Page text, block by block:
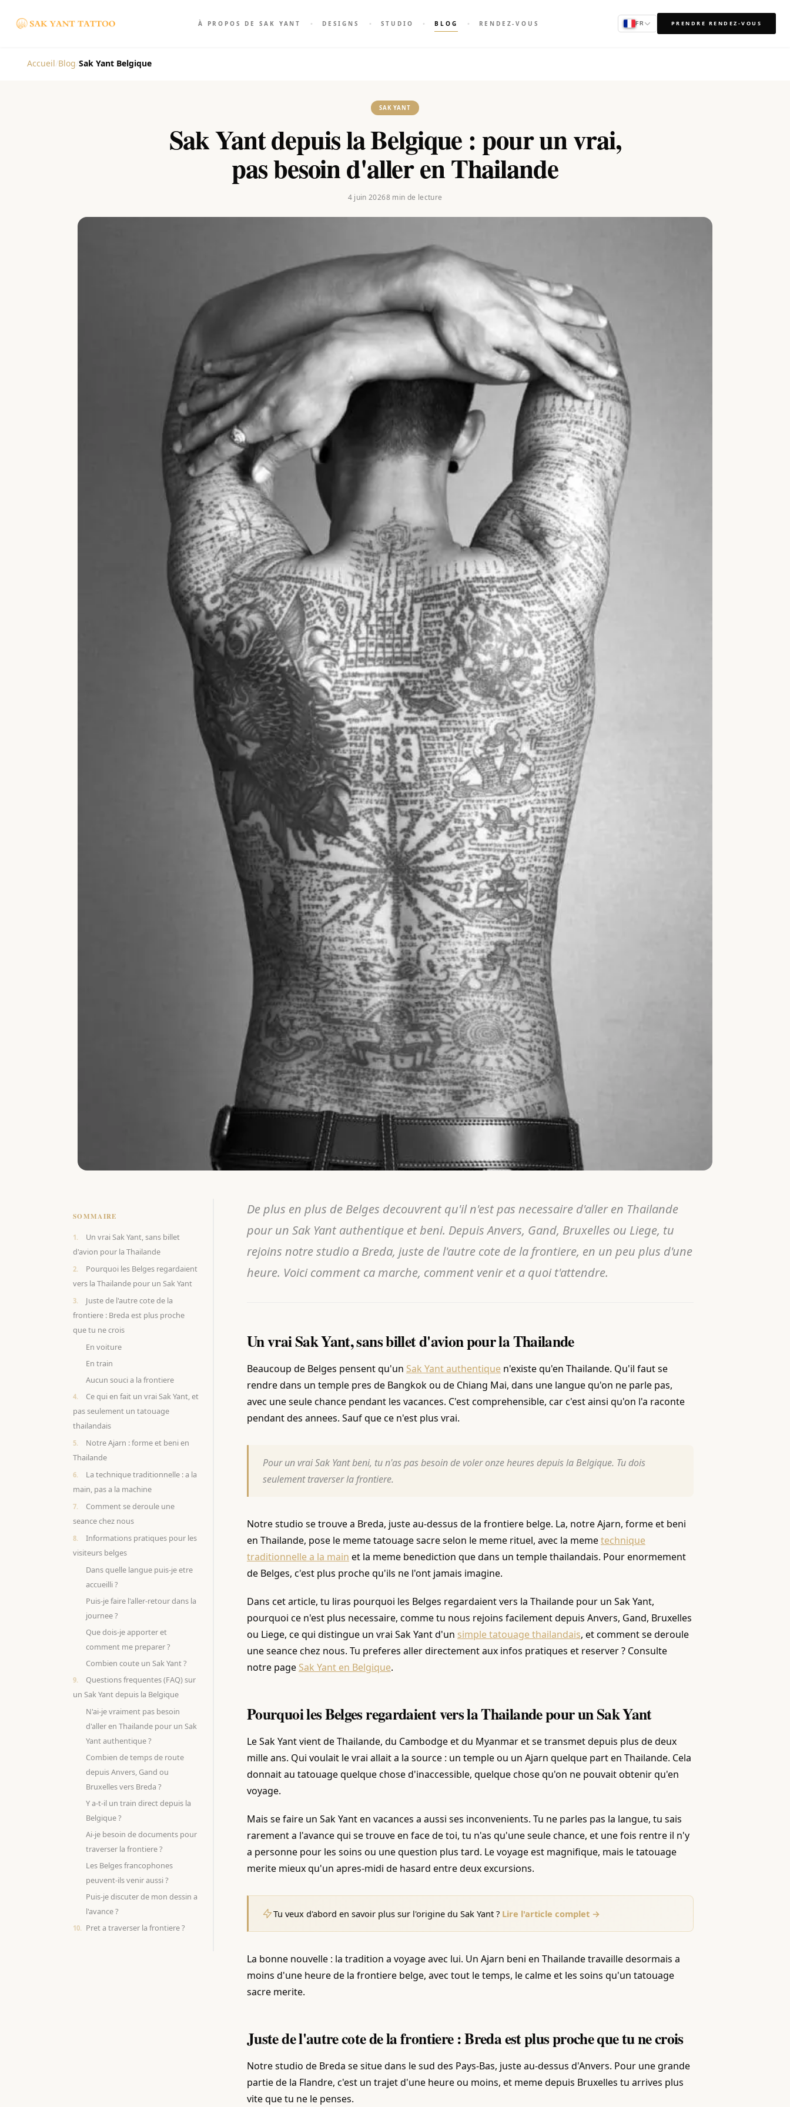
À PROPOS DE SAK YANT DESIGNS STUDIO BLOG RENDEZ-VOUS FR PRENDRE RENDEZ-VOUS
Accueil Blog Sak Yant Belgique
SAK YANT
Sak Yant depuis la Belgique : pour un vrai,
pas besoin d'aller en Thailande
4 juin 20268 min de lecture
SOMMAIRE
Un vrai Sak Yant, sans billet
d'avion pour la Thailande
Pourquoi les Belges regardaient
vers la Thailande pour un Sak Yant
Juste de l'autre cote de la
frontiere : Breda est plus proche
que tu ne crois
En voiture
En train
Aucun souci a la frontiere
Ce qui en fait un vrai Sak Yant, et
pas seulement un tatouage
thailandais
Notre Ajarn : forme et beni en
Thailande
La technique traditionnelle : a la
main, pas a la machine
Comment se deroule une
seance chez nous
Informations pratiques pour les
visiteurs belges
Dans quelle langue puis-je etre
accueilli ?
Puis-je faire l'aller-retour dans la
journee ?
Que dois-je apporter et
comment me preparer ?
Combien coute un Sak Yant ?
Questions frequentes (FAQ) sur
un Sak Yant depuis la Belgique
N'ai-je vraiment pas besoin
d'aller en Thailande pour un Sak
Yant authentique ?
Combien de temps de route
depuis Anvers, Gand ou
Bruxelles vers Breda ?
Y a-t-il un train direct depuis la
Belgique ?
Ai-je besoin de documents pour
traverser la frontiere ?
Les Belges francophones
peuvent-ils venir aussi ?
Puis-je discuter de mon dessin a
l'avance ?
Pret a traverser la frontiere ?
De plus en plus de Belges decouvrent qu'il n'est pas necessaire d'aller en Thailande
pour un Sak Yant authentique et beni. Depuis Anvers, Gand, Bruxelles ou Liege, tu
rejoins notre studio a Breda, juste de l'autre cote de la frontiere, en un peu plus d'une
heure. Voici comment ca marche, comment venir et a quoi t'attendre.
Un vrai Sak Yant, sans billet d'avion pour la Thailande
Beaucoup de Belges pensent qu'un Sak Yant authentique n'existe qu'en Thailande. Qu'il faut se
rendre dans un temple pres de Bangkok ou de Chiang Mai, dans une langue qu'on ne parle pas,
avec une seule chance pendant les vacances. C'est comprehensible, car c'est ainsi qu'on l'a raconte
pendant des annees. Sauf que ce n'est plus vrai.
Pour un vrai Sak Yant beni, tu n'as pas besoin de voler onze heures depuis la Belgique. Tu dois
seulement traverser la frontiere.
Notre studio se trouve a Breda, juste au-dessus de la frontiere belge. La, notre Ajarn, forme et beni
en Thailande, pose le meme tatouage sacre selon le meme rituel, avec la memetechnique
traditionnelle a la main et la meme benediction que dans un temple thailandais. Pour enormement
de Belges, c'est plus proche qu'ils ne l'ont jamais imagine.
Dans cet article, tu liras pourquoi les Belges regardaient vers la Thailande pour un Sak Yant,
pourquoi ce n'est plus necessaire, comme tu nous rejoins facilement depuis Anvers, Gand, Bruxelles
ou Liege, ce qui distingue un vrai Sak Yant d'un simple tatouage thailandais, et comment se deroule
une seance chez nous. Tu preferes aller directement aux infos pratiques et reserver ? Consulte
notre page Sak Yant en Belgique.
Pourquoi les Belges regardaient vers la Thailande pour un Sak Yant
Le Sak Yant vient de Thailande, du Cambodge et du Myanmar et se transmet depuis plus de deux
mille ans. Qui voulait le vrai allait a la source : un temple ou un Ajarn quelque part en Thailande. Cela
donnait au tatouage quelque chose d'inaccessible, quelque chose qu'on ne pouvait obtenir qu'en
voyage.
Mais se faire un Sak Yant en vacances a aussi ses inconvenients. Tu ne parles pas la langue, tu sais
rarement a l'avance qui se trouve en face de toi, tu n'as qu'une seule chance, et une fois rentre il n'y
a personne pour les soins ou une question plus tard. Le voyage est magnifique, mais le tatouage
merite mieux qu'un apres-midi de hasard entre deux excursions.
Tu veux d'abord en savoir plus sur l'origine du Sak Yant ? Lire l'article complet →
La bonne nouvelle : la tradition a voyage avec lui. Un Ajarn beni en Thailande travaille desormais a
moins d'une heure de la frontiere belge, avec tout le temps, le calme et les soins qu'un tatouage
sacre merite.
Juste de l'autre cote de la frontiere : Breda est plus proche que tu ne crois
Notre studio de Breda se situe dans le sud des Pays-Bas, juste au-dessus d'Anvers. Pour une grande
partie de la Flandre, c'est un trajet d'une heure ou moins, et meme depuis Bruxelles tu arrives plus
vite que tu ne le penses.